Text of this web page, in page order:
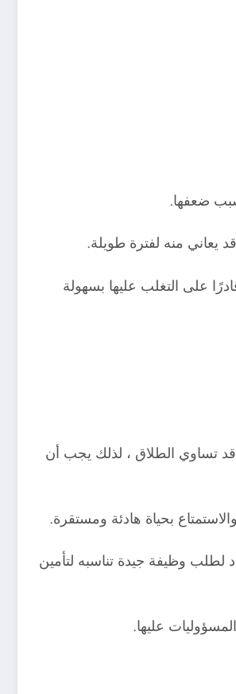
ضعفها.
يعاني منه لفترة طويلة.
على التغلب عليها بسهولة
تساوي الطلاق ، لذلك يجب أن
بحياة هادئة ومستقرة.
لطلب وظيفة جيدة تناسبه لتأمين
عليها.